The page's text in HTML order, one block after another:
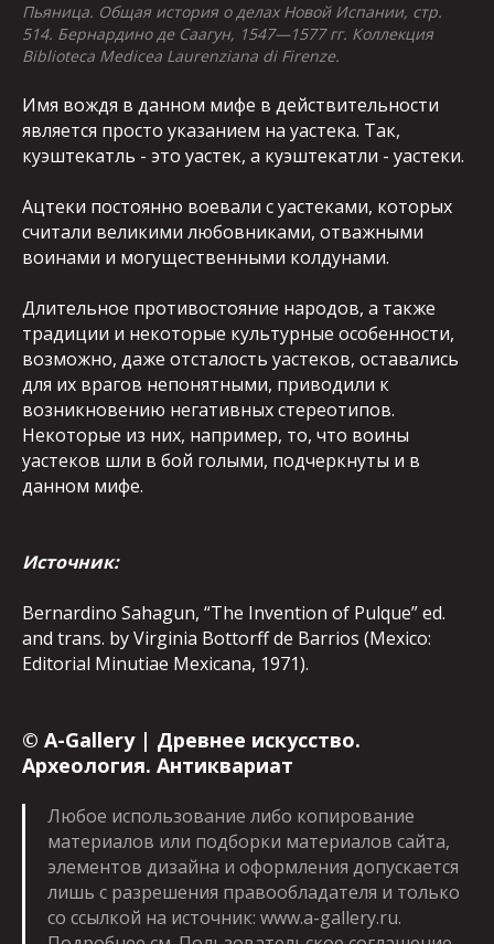
Пьяница. Общая история о делах Новой Испании, стр.
514. Бернардино де Саагун, 1547—1577 гг. Коллекция
Biblioteca Medicea Laurenziana di Firenze.
Имя вождя в данном мифе в действительности
является просто указанием на уастека. Так,
куэштекатль - это уастек, а куэштекатли - уастеки.
Ацтеки постоянно воевали с уастеками, которых
считали великими любовниками, отважными
воинами и могущественными колдунами.
Длительное противостояние народов, а также
традиции и некоторые культурные особенности,
возможно, даже отсталость уастеков, оставались
для их врагов непонятными, приводили к
возникновению негативных стереотипов.
Некоторые из них, например, то, что воины
уастеков шли в бой голыми, подчеркнуты и в
данном мифе.
Источник:
Bernardino Sahagun, “The Invention of Pulque” ed.
and trans. by Virginia Bottorff de Barrios (Mexico:
Editorial Minutiae Mexicana, 1971).
© A-Gallery | Древнее искусство.
Археология. Антиквариат
Любое использование либо копирование
материалов или подборки материалов сайта,
элементов дизайна и оформления допускается
лишь с разрешения правообладателя и только
со ссылкой на источник: www.a-gallery.ru.